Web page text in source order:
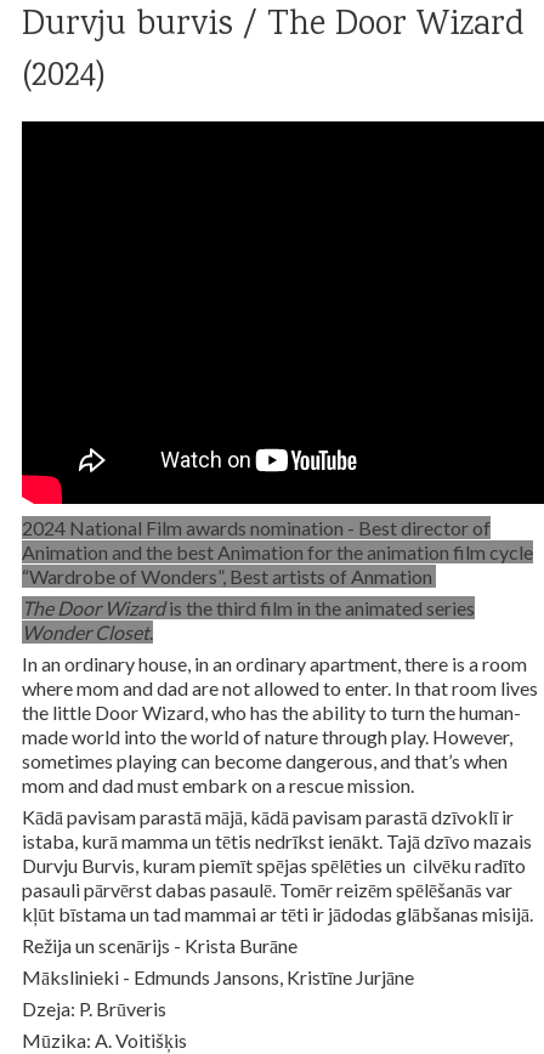
Durvju burvis / The Door Wizard
(2024)
2024 National Film awards nomination - Best director of
Animation and the best Animation for the animation film cycle
“Wardrobe of Wonders”, Best artists of Anmation
The Door Wizardis the third film in the animated series
Wonder Closet.
In an ordinary house, in an ordinary apartment, there is a room
where mom and dad are not allowed to enter. In that room lives
the little Door Wizard, who has the ability to turn the human-
made world into the world of nature through play. However,
sometimes playing can become dangerous, and that’s when
mom and dad must embark on a rescue mission.
Kādā pavisam parastā mājā, kādā pavisam parastā dzīvoklīir
istaba, kurā mamma un tētis nedrīkst ienākt. Tajā dzīvo mazais
Durvju Burvis, kuram piemīt spējas spēlēties un cilvēku radīto
pasauli pārvērst dabas pasaulē. Tomēr reizēm spēlēšanās var
kļūt bīstama un tad mammai ar tēti ir jādodas glābšanas misijā.
Režija un scenārijs - Krista Burāne
Mākslinieki - Edmunds Jansons, Kristīne Jurjāne
Dzeja: P. Brūveris
Mūzika: A. Voitišķis